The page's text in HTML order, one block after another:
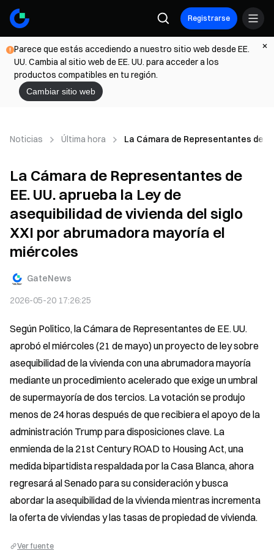
Registrarse
Parece que estás accediendo a nuestro sitio web desde EE.
UU. Cambia al sitio web de EE. UU. para acceder a los
productos compatibles en tu región.
Cambiar sitio web
Noticias Última hora La Cámara de Representantes de
La Cámara de Representantes de
EE. UU. aprueba la Ley de
asequibilidad de vivienda del siglo
XXI por abrumadora mayoría el
miércoles
GateNews
2026-05-20 17:26:25
Según Politico, la Cámara de Representantes de EE. UU.
aprobó el miércoles (21 de mayo) un proyecto de ley sobre
asequibilidad de la vivienda con una abrumadora mayoría
mediante un procedimiento acelerado que exige un umbral
de supermayoría de dos tercios. La votación se produjo
menos de 24 horas después de que recibiera el apoyo de la
administración Trump para disposiciones clave. La
enmienda de la 21st Century ROAD to Housing Act, una
medida bipartidista respaldada por la Casa Blanca, ahora
regresará al Senado para su consideración y busca
abordar la asequibilidad de la vivienda mientras incrementa
la oferta de viviendas y las tasas de propiedad de vivienda.
Ver fuente